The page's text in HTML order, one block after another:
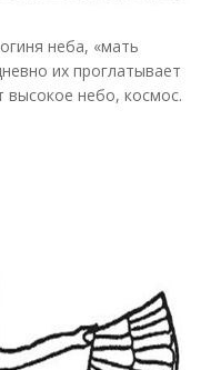
неба, «мать
их проглатывает
высокое небо, космос.